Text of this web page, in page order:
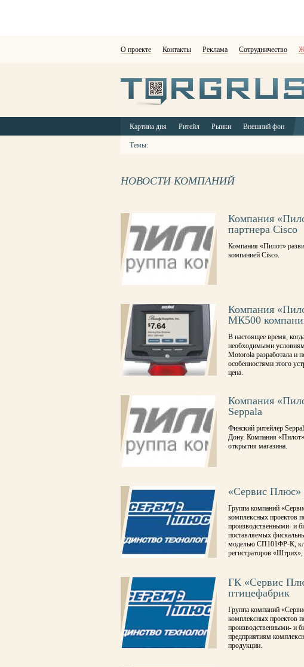
О проекте Контакты Реклама Сотрудничество
Картина дня Ритейл Рынки Внешний фон
Темы:
НОВОСТИ КОМПАНИЙ
Компания
партнера Cisco
Компания «Пилот»
компанией Cisco.
Компания
МК500
В настоящее время,
необходимыми
Motorola разработала и
особенностями этого
цена.
Компания
Seppala
Финский ритейлер
Дону. Компания «Пилот»
открытия магазина.
«Сервис Плюс»
Группа компаний
комплексных проектов
производственными- и
поставляемых
моделью СП101ФР-К,
регистраторов
ГК «Сервис
птицефабрик
Группа компаний
комплексных проектов
производственными- и
предприятиям
продукции.